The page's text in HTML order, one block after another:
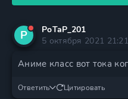
P
PoTaP_201
5 октября 2021 21:21
Аниме класс вот тока
Ответить Цитировать